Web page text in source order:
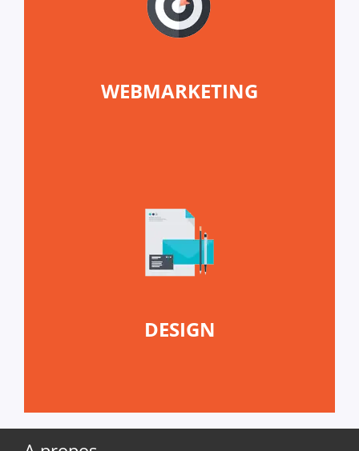
WEBMARKETING
DESIGN